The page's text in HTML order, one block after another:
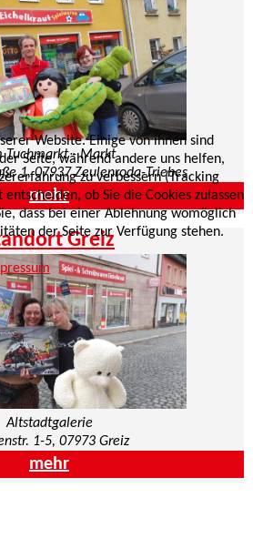
Tuchmarkt - Markt
1, 07937 Zeulenroda-Triebes
mehr
Greiz
Altstadtgalerie
1-5, 07973 Greiz
mehr
Website. Einige von ihnen sind
Seite, während andere uns helfen,
zu verbessern (Tracking
entscheiden, ob Sie die Cookies zulassen
dass bei einer Ablehnung womöglich
der Seite zur Verfügung stehen.